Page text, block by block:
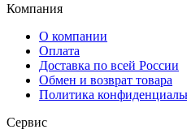
Компания
О компании
Оплата
Доставка по всей России
Обмен и возврат товара
Политика
Сервис